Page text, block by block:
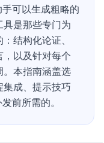
可以生成粗略的
是那些专门为
结构化论证、
以及针对每个
。本指南涵盖选
成、提示技巧
前所需的。